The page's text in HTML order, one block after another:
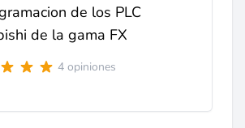
de los PLC
de la gama FX
4 opiniones